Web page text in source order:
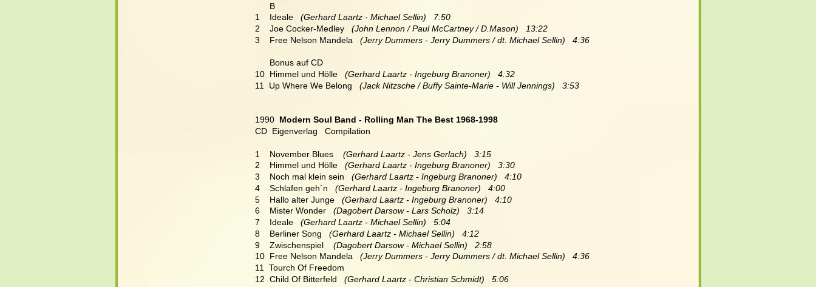
      B
1    Ideale (Gerhard Laartz - Michael Sellin)   7:50
2    Joe Cocker-Medley (John Lennon / Paul McCartney / D.Mason)   13:22
3    Free Nelson Mandela
(Jerry Dummers - Jerry Dummers / dt. Michael Sellin)   4:36
      Bonus auf CD
10  Himmel und Hölle (Gerhard Laartz - Ingeburg Branoner)   4:32
11  Up Where We Belong
  (Jack Nitzsche / Buffy Sainte-Marie - Will Jennings)   3:53
1990
  Modern Soul Band - Rolling Man The Best 1968-1998
CD  Eigenverlag   Compilation
1    November Blues
(Gerhard Laartz - Jens Gerlach)   3:15
2    Himmel und Hölle (Gerhard Laartz - Ingeburg Branoner)   3:30
3    Noch mal klein sein (Gerhard Laartz - Ingeburg Branoner)   4:10
4    Schlafen geh´n (Gerhard Laartz - Ingeburg Branoner)   4:00
5    Hallo alter Junge (Gerhard Laartz - Ingeburg Branoner)   4:10
6    Mister Wonder
(Dagobert Darsow - Lars Scholz)   3:14
7    Ideale (Gerhard Laartz - Michael Sellin)   5:04
8    Berliner Song (Gerhard Laartz - Michael Sellin)   4:12
9    Zwischenspiel (Dagobert Darsow - Michael Sellin)   2:58
10  Free Nelson Mandela (Jerry Dummers - Jerry Dummers / dt. Michael Sellin)   4:36
11  Tourch Of Freedom
12  Child Of Bitterfeld
(Gerhard Laartz - Christian Schmidt)   5:06